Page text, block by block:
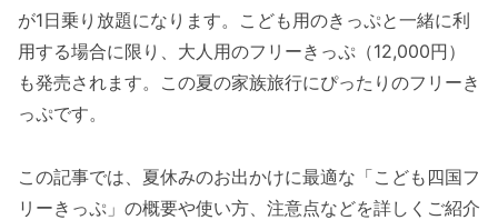
が1日乗り放題になります。こども用のきっぷと一緒に利
用する場合に限り、大人用のフリーきっぷ（12,000円）
も発売されます。この夏の家族旅行にぴったりのフリーき
っぷです。
この記事では、夏休みのお出かけに最適な「こども四国フ
リーきっぷ」の概要や使い方、注意点などを詳しくご紹介